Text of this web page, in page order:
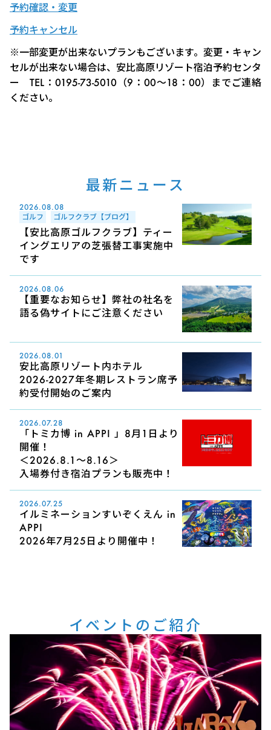
予約確認・変更
予約キャンセル
※一部変更が出来ないプランもございます。変更・キャン
セルが出来ない場合は、安比高原リゾート宿泊予約センタ
ー TEL：0195-73-5010（9：00～18：00）までご連絡
ください。
最新ニュース
2026.08.08
ゴルフ
ゴルフクラブ【ブログ】
【安比高原ゴルフクラブ】ティー
イングエリアの芝張替工事実施中
です
2026.08.06
【重要なお知らせ】弊社の社名を
語る偽サイトにご注意ください
2026.08.01
安比高原リゾート内ホテル
2026-2027年冬期レストラン席予
約受付開始のご案内
2026.07.28
「トミカ博 in APPI 」8月1日より
開催！
＜2026.8.1～8.16＞
入場券付き宿泊プランも販売中！
2026.07.25
イルミネーションすいぞくえん in
APPI
2026年7月25日より開催中！
イベントのご紹介